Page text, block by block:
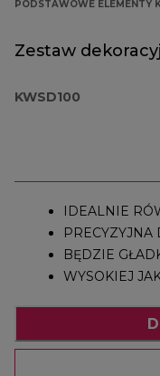
PODSTAWOWE ELEMENTY
Zestaw
KWSD100
IDEALNIE
PRECYZYJNA
BĘDZIE
WYSOKIEJ